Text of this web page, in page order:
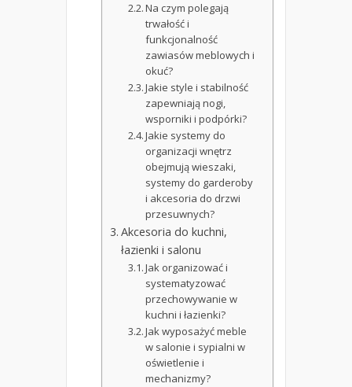
Na czym polegają
trwałość i
funkcjonalność
zawiasów meblowych i
okuć?
Jakie style i stabilność
zapewniają nogi,
wsporniki i podpórki?
Jakie systemy do
organizacji wnętrz
obejmują wieszaki,
systemy do garderoby
i akcesoria do drzwi
przesuwnych?
Akcesoria do kuchni,
łazienki i salonu
Jak organizować i
systematyzować
przechowywanie w
kuchni i łazienki?
Jak wyposażyć meble
w salonie i sypialni w
oświetlenie i
mechanizmy?